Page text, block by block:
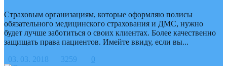
Страховым организациям, которые оформляю полисы
обязательного медицинского страхования и ДМС, нужно
будет лучше заботиться о своих клиентах. Более качественно
защищать права пациентов. Имейте ввиду, если вы...
03. 03. 2018
3259 0